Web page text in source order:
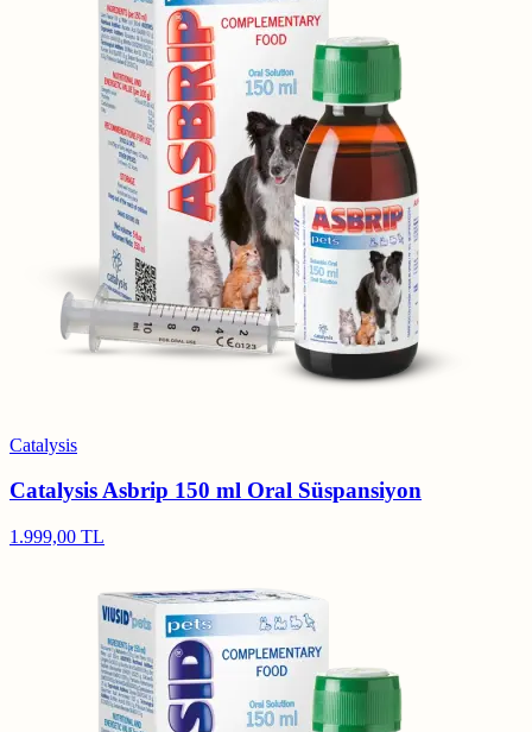
Catalysis
Catalysis Asbrip 150 ml Oral Süspansiyon
1.999,00 TL